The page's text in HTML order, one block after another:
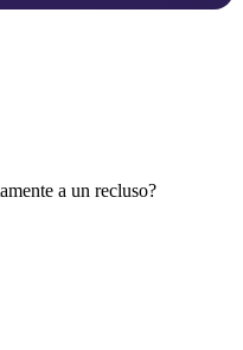
a un recluso?